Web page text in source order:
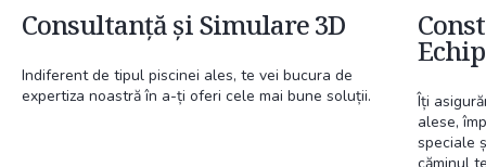
Consultanță și Simulare 3D
Indiferent de tipul piscinei ales, te vei bucura de
expertiza noastră în a-ți oferi cele mai bune soluții.
Îți
alese,
speciale